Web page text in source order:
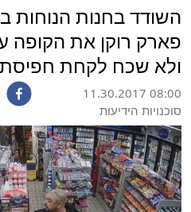
השודד בחנות הנוחות
פארק רוקן את הקופה
ולא שכח לקחת חפיסת
11.30.2017 08:00
סוכנויות הידיעות